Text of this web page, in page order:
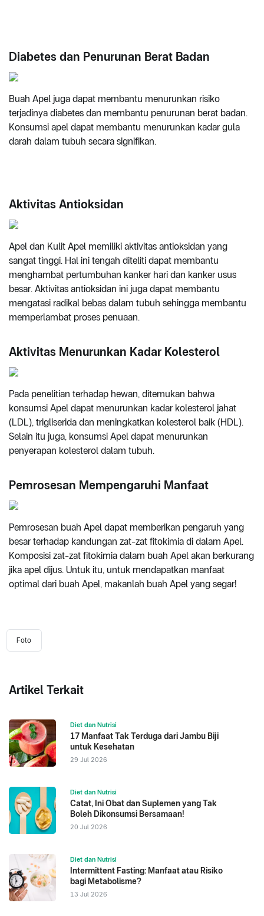
Diabetes dan Penurunan Berat Badan
Buah Apel juga dapat membantu menurunkan risiko
terjadinya diabetes dan membantu penurunan berat badan.
Konsumsi apel dapat membantu menurunkan kadar gula
darah dalam tubuh secara signifikan.
Aktivitas Antioksidan
Apel dan Kulit Apel memiliki aktivitas antioksidan yang
sangat tinggi. Hal ini tengah diteliti dapat membantu
menghambat pertumbuhan kanker hari dan kanker usus
besar. Aktivitas antioksidan ini juga dapat membantu
mengatasi radikal bebas dalam tubuh sehingga membantu
memperlambat proses penuaan.
Aktivitas Menurunkan Kadar Kolesterol
Pada penelitian terhadap hewan, ditemukan bahwa
konsumsi Apel dapat menurunkan kadar kolesterol jahat
(LDL), trigliserida dan meningkatkan kolesterol baik (HDL).
Selain itu juga, konsumsi Apel dapat menurunkan
penyerapan kolesterol dalam tubuh.
Pemrosesan Mempengaruhi Manfaat
Pemrosesan buah Apel dapat memberikan pengaruh yang
besar terhadap kandungan zat-zat fitokimia di dalam Apel.
Komposisi zat-zat fitokimia dalam buah Apel akan berkurang
jika apel dijus. Untuk itu, untuk mendapatkan manfaat
optimal dari buah Apel, makanlah buah Apel yang segar!
Foto
Artikel Terkait
Diet dan Nutrisi
17 Manfaat Tak Terduga dari Jambu Biji
untuk Kesehatan
29 Jul 2026
Diet dan Nutrisi
Catat, Ini Obat dan Suplemen yang Tak
Boleh Dikonsumsi Bersamaan!
20 Jul 2026
Diet dan Nutrisi
Intermittent Fasting: Manfaat atau Risiko
bagi Metabolisme?
13 Jul 2026